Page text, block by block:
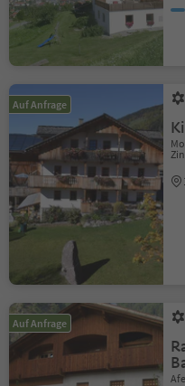
Auf Anfrage
Auf Anfrage